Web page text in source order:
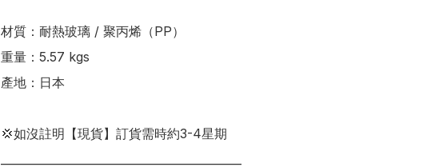
材質：耐熱玻璃 / 聚丙烯（PP）
重量：5.57 kgs
產地：日本
💢如沒註明【現貨】訂貨需時約3-4星期